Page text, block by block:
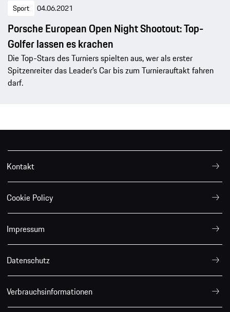
Sport 04.06.2021
Porsche European Open Night Shootout: Top-
Golfer lassen es krachen
Die Top-Stars des Turniers spielten aus, wer als erster
Spitzenreiter das Leader’s Car bis zum Turnierauftakt fahren
darf.
Kontakt
Cookie Policy
Impressum
Datenschutz
Verbrauchsinformationen